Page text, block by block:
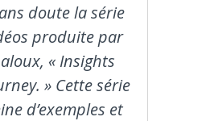
doute la série
produite par
« Insights
» Cette série
d’exemples et